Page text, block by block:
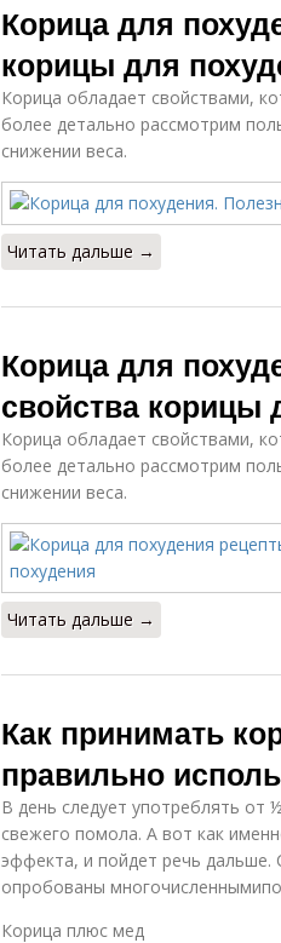
Корица для
корицы для
Корица обладает свойствами,
более детально рассмотрим
снижении веса.
Читать дальше →
Корица для
свойства корицы
Корица обладает свойствами,
более детально рассмотрим
снижении веса.
Читать дальше →
Как принимать
правильно
В день следует употреблять от
свежего помола. А вот как
эффекта, и пойдет речь дальше.
опробованы
Корица плюс мед